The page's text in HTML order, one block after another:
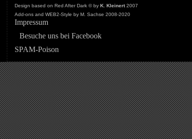
Design based on Red After Dark © by K. Kleinert2007
Add-ons and WEB2-Style by M. Sachse 2008-2020
Impressum
Besuche uns bei Facebook
SPAM-Poison